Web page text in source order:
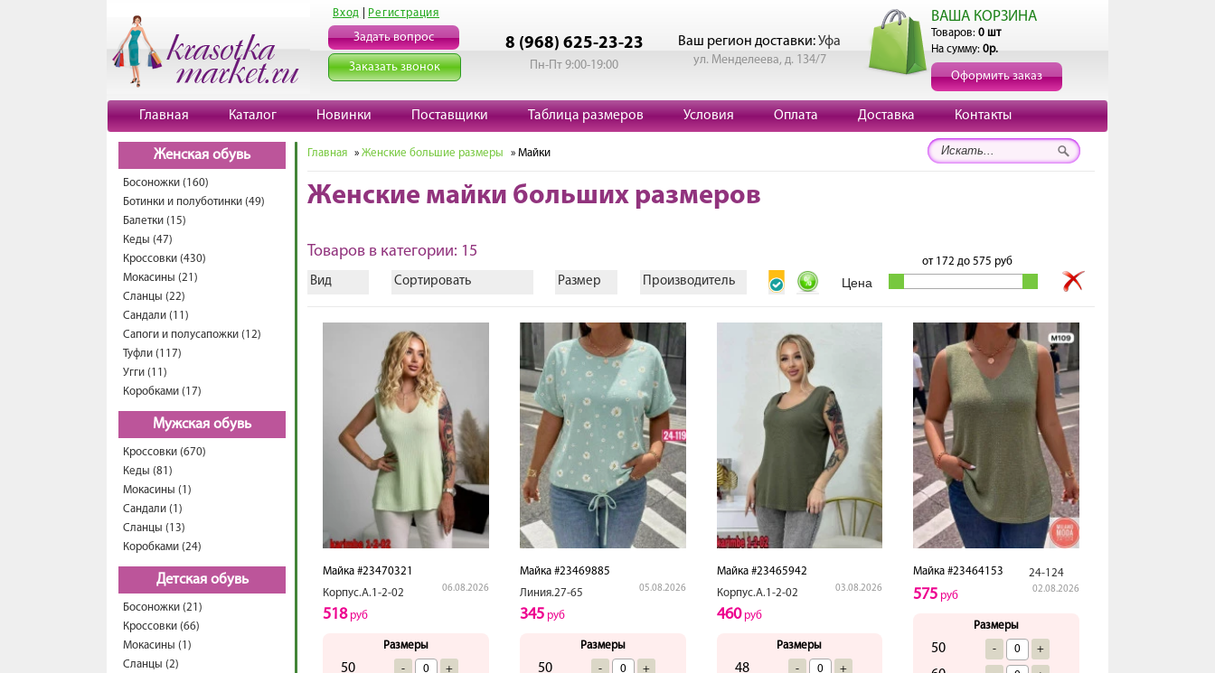
Вход Регистрация
Задать вопрос
Заказать звонок
8 (968) 625-23-23
Пн-Пт 9:00-19:00
Ваш регион доставки:Уфа
ул. Менделеева, д. 134/7
ВАША КОРЗИНА
Товаров: 0 шт
На сумму: 0р.
Оформить заказ
Главная Каталог Новинки Поставщики Таблица размеров Условия Оплата Доставка Контакты
Женская обувь
Босоножки (160)
Ботинки и полуботинки (49)
Балетки (15)
Кеды (47)
Кроссовки (430)
Мокасины (21)
Сланцы (22)
Сандали (11)
Сапоги и полусапожки (12)
Туфли (117)
Угги (11)
Коробками (17)
Мужская обувь
Кроссовки (670)
Кеды (81)
Мокасины (1)
Сандали (1)
Сланцы (13)
Коробками (24)
Детская обувь
Босоножки (21)
Кроссовки (66)
Мокасины (1)
Сланцы (2)
Главная » Женские большие размеры » Майки
Женские майки больших размеров
Товаров в категории: 15
Вид Сортировать Размер Производитель
от 172 до 575 руб
Майка #23470321
Корпус.А.1-2-02
06.08.2026
518руб
Размеры
50 - +
Майка #23469885
Линия.27-65
05.08.2026
345руб
Размеры
50 - +
Майка #23465942
Корпус.А.1-2-02
03.08.2026
460руб
Размеры
48 - +
Майка #23464153 24-124
02.08.2026
575 руб
Размеры
50 - +